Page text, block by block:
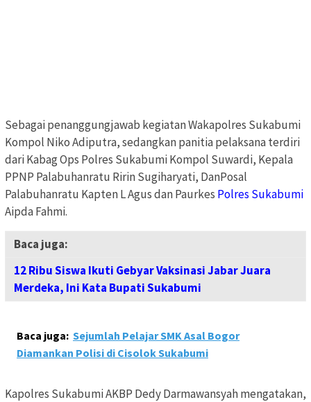
Sebagai penanggungjawab kegiatan Wakapolres Sukabumi
Kompol Niko Adiputra, sedangkan panitia pelaksana terdiri
dari Kabag Ops Polres Sukabumi Kompol Suwardi, Kepala
PPNP Palabuhanratu Ririn Sugiharyati, DanPosal
Palabuhanratu Kapten L Agus dan Paurkes Polres Sukabumi
Aipda Fahmi.
Baca juga:
12 Ribu Siswa Ikuti Gebyar Vaksinasi Jabar Juara
Merdeka, Ini Kata Bupati Sukabumi
Baca juga: Sejumlah Pelajar SMK Asal Bogor
Diamankan Polisi di Cisolok Sukabumi
Kapolres Sukabumi AKBP Dedy Darmawansyah mengatakan,